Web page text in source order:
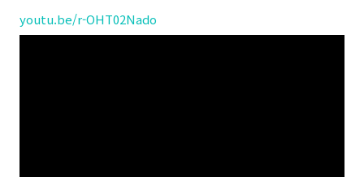
youtu.be/r-OHT02Nado